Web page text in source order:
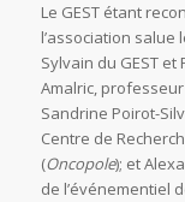
Le GEST étant
l’association salue
Sylvain du GEST
Amalric,
Sandrine Poirot-
Centre de
(Oncopole); et
de l’événementiel